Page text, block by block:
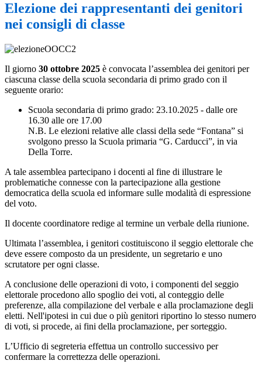
Elezione dei rappresentanti dei genitori
nei consigli di classe
Il giorno 30 ottobre 2025 è convocata l’assemblea dei genitori per
ciascuna classe della scuola secondaria di primo grado con il
seguente orario:
Scuola secondaria di primo grado: 23.10.2025 - dalle ore
16.30 alle ore 17.00
N.B. Le elezioni relative alle classi della sede “Fontana” si
svolgono presso la Scuola primaria “G. Carducci”, in via
Della Torre.
A tale assemblea partecipano i docenti al fine di illustrare le
problematiche connesse con la partecipazione alla gestione
democratica della scuola ed informare sulle modalità di espressione
del voto.
Il docente coordinatore redige al termine un verbale della riunione.
Ultimata l’assemblea, i genitori costituiscono il seggio elettorale che
deve essere composto da un presidente, un segretario e uno
scrutatore per ogni classe.
A conclusione delle operazioni di voto, i componenti del seggio
elettorale procedono allo spoglio dei voti, al conteggio delle
preferenze, alla compilazione del verbale e alla proclamazione degli
eletti. Nell'ipotesi in cui due o più genitori riportino lo stesso numero
di voti, si procede, ai fini della proclamazione, per sorteggio.
L’Ufficio di segreteria effettua un controllo successivo per
confermare la correttezza delle operazioni.